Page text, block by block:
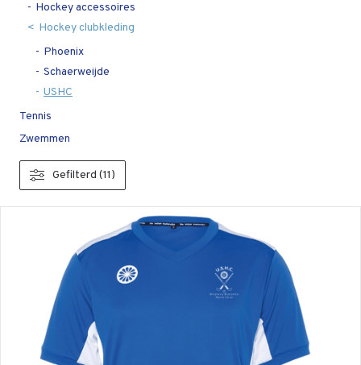
Hockey accessoires
Hockey clubkleding
Phoenix
Schaerweijde
USHC
Tennis
Zwemmen
Gefilterd (11)